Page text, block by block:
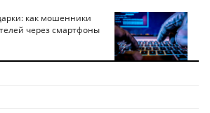
как мошенники
через смартфоны